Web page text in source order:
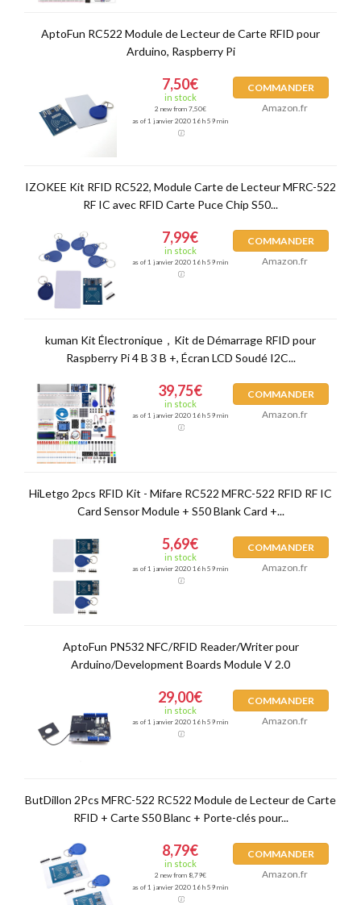
AptoFun RC522 Module de Lecteur de Carte RFID pour
Arduino, Raspberry Pi
7,50€
in stock
2 new from 7,50€
as of 1 janvier 2020 16 h 59 min
COMMANDER
Amazon.fr
IZOKEE Kit RFID RC522, Module Carte de Lecteur MFRC-522
RF IC avec RFID Carte Puce Chip S50...
7,99€
in stock
as of 1 janvier 2020 16 h 59 min
COMMANDER
Amazon.fr
kuman Kit Électronique，Kit de Démarrage RFID pour
Raspberry Pi 4 B 3 B +, Écran LCD Soudé I2C...
39,75€
in stock
as of 1 janvier 2020 16 h 59 min
COMMANDER
Amazon.fr
HiLetgo 2pcs RFID Kit - Mifare RC522 MFRC-522 RFID RF IC
Card Sensor Module + S50 Blank Card +...
5,69€
in stock
as of 1 janvier 2020 16 h 59 min
COMMANDER
Amazon.fr
AptoFun PN532 NFC/RFID Reader/Writer pour
Arduino/Development Boards Module V 2.0
29,00€
in stock
as of 1 janvier 2020 16 h 59 min
COMMANDER
Amazon.fr
ButDillon 2Pcs MFRC-522 RC522 Module de Lecteur de Carte
RFID + Carte S50 Blanc + Porte-clés pour...
8,79€
in stock
2 new from 8,79€
as of 1 janvier 2020 16 h 59 min
COMMANDER
Amazon.fr